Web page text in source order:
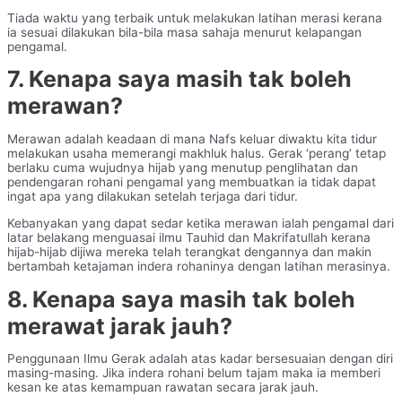
Tiada waktu yang terbaik untuk melakukan latihan merasi kerana
ia sesuai dilakukan bila-bila masa sahaja menurut kelapangan
pengamal.
7. Kenapa saya masih tak boleh
merawan?
Merawan adalah keadaan di mana Nafs keluar diwaktu kita tidur
melakukan usaha memerangi makhluk halus. Gerak ‘perang’ tetap
berlaku cuma wujudnya hijab yang menutup penglihatan dan
pendengaran rohani pengamal yang membuatkan ia tidak dapat
ingat apa yang dilakukan setelah terjaga dari tidur.
Kebanyakan yang dapat sedar ketika merawan ialah pengamal dari
latar belakang menguasai ilmu Tauhid dan Makrifatullah kerana
hijab-hijab dijiwa mereka telah terangkat dengannya dan makin
bertambah ketajaman indera rohaninya dengan latihan merasinya.
8. Kenapa saya masih tak boleh
merawat jarak jauh?
Penggunaan Ilmu Gerak adalah atas kadar bersesuaian dengan diri
masing-masing. Jika indera rohani belum tajam maka ia memberi
kesan ke atas kemampuan rawatan secara jarak jauh.